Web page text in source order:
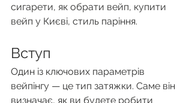
сигарети, як обрати вейп, купити
вейп у Києві, стиль паріння.
Вступ
Один із ключових параметрів
вейпінгу — це тип затяжки. Саме він
визначає, як ви будете робити